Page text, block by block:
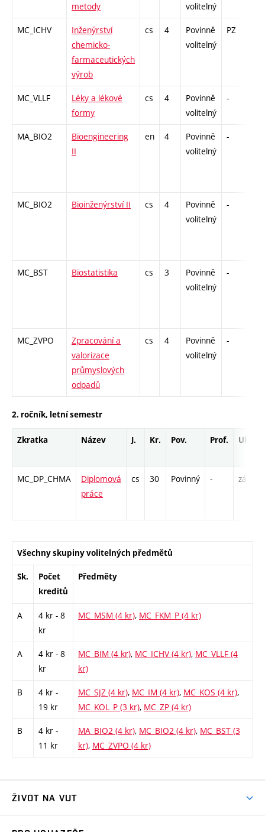
metody
volitelný
MC_ICHV
Inženýrství
chemicko-
farmaceutických
výrob
cs 4
Povinně
volitelný
PZ
MC_VLLF
Léky a lékové
formy
cs 4
Povinně
volitelný
-
MA_BIO2
Bioengineering
II
en 4
Povinně
volitelný
-
MC_BIO2 Bioinženýrství II cs 4
Povinně
volitelný
-
MC_BST Biostatistika cs 3
Povinně
volitelný
-
MC_ZVPO
Zpracování a
valorizace
průmyslových
odpadů
cs 4
Povinně
volitelný
-
2. ročník, letní semestr
Zkratka Název J. Kr. Pov. Prof. Uk.
MC_DP_CHMA
Diplomová
práce
cs 30 Povinný - zá
Všechny skupiny volitelných předmětů
Sk.
Počet
kreditů
Předměty
A
4 kr - 8
kr
MC_MSM (4 kr), MC_FKM_P (4 kr)
A
4 kr - 8
kr
MC_BIM (4 kr), MC_ICHV (4 kr), MC_VLLF (4
kr)
B
4 kr -
19 kr
MC_SJZ (4 kr), MC_IM (4 kr), MC_KOS (4 kr),
MC_KOL_P (3 kr), MC_ZP (4 kr)
B
4 kr -
11 kr
MA_BIO2 (4 kr), MC_BIO2 (4 kr), MC_BST (3
kr), MC_ZVPO (4 kr)
ŽIVOT NA VUT